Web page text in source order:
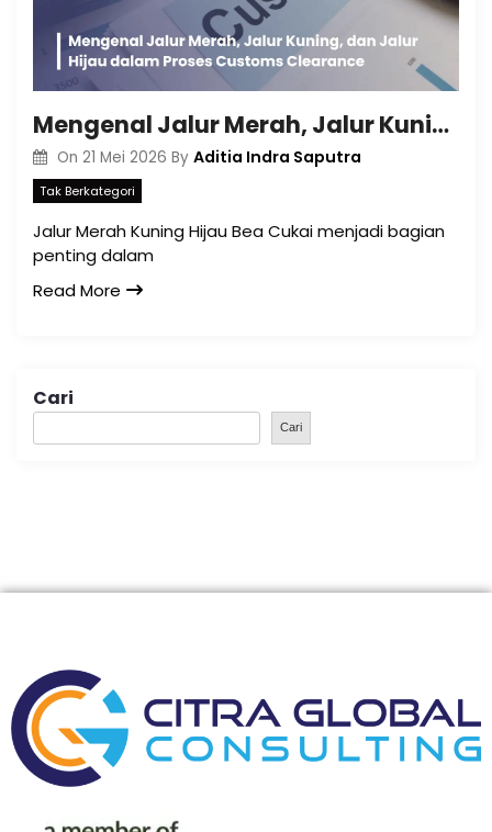
Mengenal Jalur Merah, Jalur Kuning, dan Jalur Hijau dalam Proses Customs Clearance
On 21 Mei 2026 By Aditia Indra Saputra
Tak Berkategori
Jalur Merah Kuning Hijau Bea Cukai menjadi bagian
penting dalam
Read More
Cari
Cari